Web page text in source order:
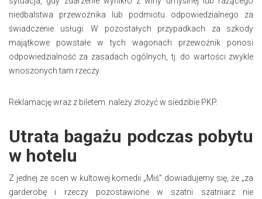
niedbalstwa przewoźnika lub podmiotu odpowiedzialnego za
świadczenie usługi. W pozostałych przypadkach za szkody
majątkowe powstałe w tych wagonach przewoźnik ponosi
odpowiedzialność za zasadach ogólnych, tj. do wartości zwykle
wnoszonych tam rzeczy.
Reklamację wraz z biletem należy złożyć w siedzibie PKP.
Utrata bagażu podczas pobytu
w hotelu
Z jednej ze scen w kultowej komedii „Miś” dowiadujemy się, że „za
garderobę i rzeczy pozostawione w szatni szatniarz nie